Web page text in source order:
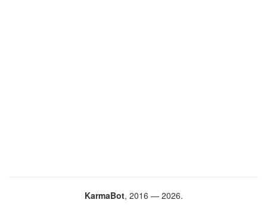
KarmaBot, 2016 — 2026.